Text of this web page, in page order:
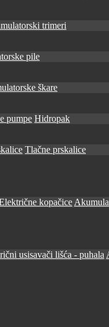
trimeri
pile
škare
pumpe Hidropak
Tlačne prskalice
kopačice
usisavači lišća - puhala